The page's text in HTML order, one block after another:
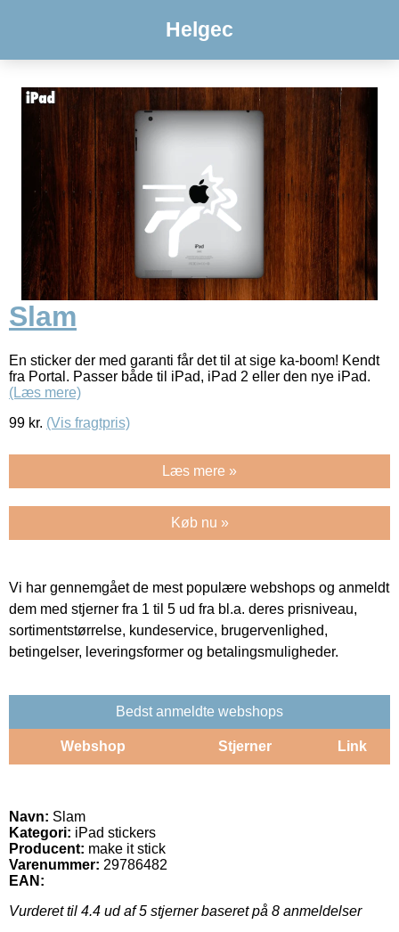
Helgec
Slam
En sticker der med garanti får det til at sige ka-boom! Kendt
fra Portal. Passer både til iPad, iPad 2 eller den nye iPad.
(Læs mere)
99 kr. (Vis fragtpris)
Læs mere »
Køb nu »
Vi har gennemgået de mest populære webshops og anmeldt
dem med stjerner fra 1 til 5 ud fra bl.a. deres prisniveau,
sortimentstørrelse, kundeservice, brugervenlighed,
betingelser, leveringsformer og betalingsmuligheder.
Bedst anmeldte webshops
Webshop Stjerner Link
Navn: Slam
Kategori: iPad stickers
Producent: make it stick
Varenummer: 29786482
EAN:
Vurderet til 4.4 ud af 5 stjerner baseret på 8 anmeldelser